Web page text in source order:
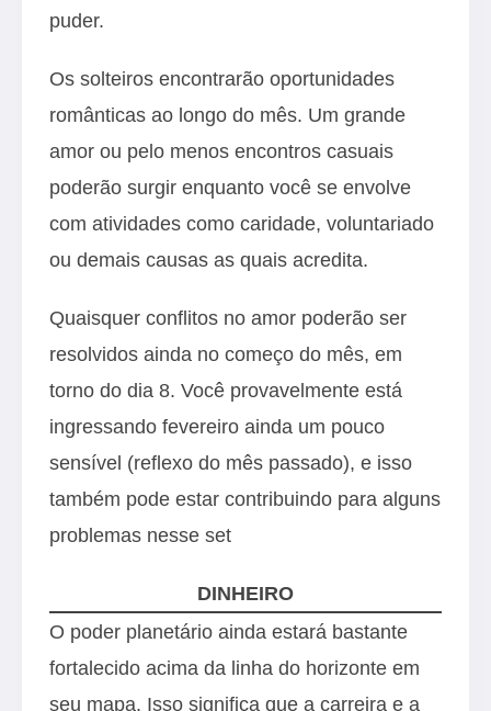
puder.
Os solteiros encontrarão oportunidades
românticas ao longo do mês. Um grande
amor ou pelo menos encontros casuais
poderão surgir enquanto você se envolve
com atividades como caridade, voluntariado
ou demais causas as quais acredita.
Quaisquer conflitos no amor poderão ser
resolvidos ainda no começo do mês, em
torno do dia 8. Você provavelmente está
ingressando fevereiro ainda um pouco
sensível (reflexo do mês passado), e isso
também pode estar contribuindo para alguns
problemas nesse set
DINHEIRO
O poder planetário ainda estará bastante
fortalecido acima da linha do horizonte em
seu mapa. Isso significa que a carreira e a